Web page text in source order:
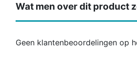
Wat men over dit product
Geen klantenbeoordelingen op